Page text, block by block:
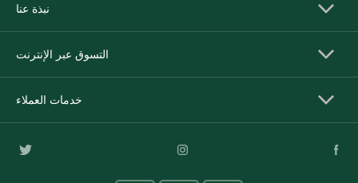
نبذة عنا
التسوق عبر الإنترنت
خدمات العملاء